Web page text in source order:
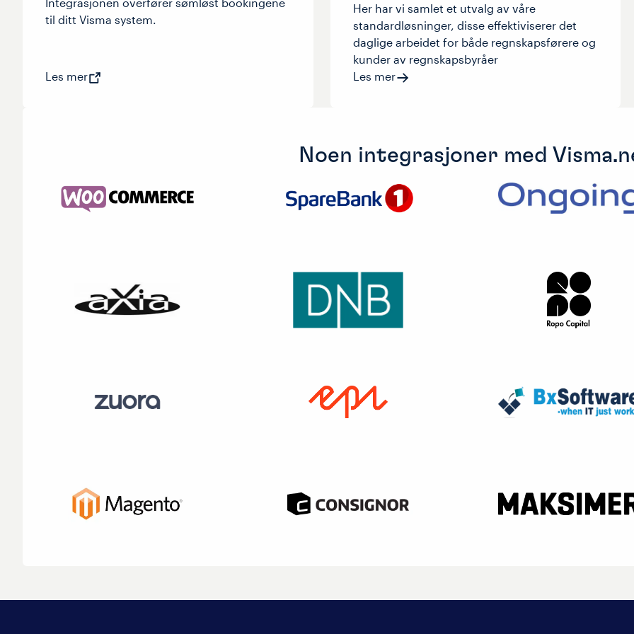
til ditt Visma system.
Les mer
Her har vi samlet et utvalg av våre
standardløsninger, disse effektiviserer det
daglige arbeidet for både regnskapsførere og
kunder av regnskapsbyråer
Les mer
Noen integrasjoner med